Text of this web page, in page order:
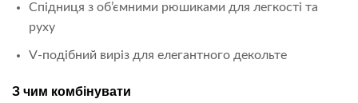
Спідниця з об’ємними рюшиками для легкості та
руху
V-подібний виріз для елегантного декольте
З чим комбінувати